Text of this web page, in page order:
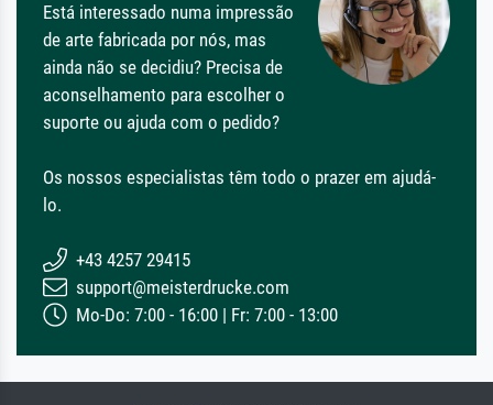
Está interessado numa impressão
de arte fabricada por nós, mas
ainda não se decidiu? Precisa de
aconselhamento para escolher o
suporte ou ajuda com o pedido?
Os nossos especialistas têm todo o prazer em ajudá-
lo.
+43 4257 29415
support@meisterdrucke.com
Mo-Do: 7:00 - 16:00 | Fr: 7:00 - 13:00